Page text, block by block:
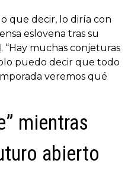
que decir, lo diría con
eslovena tras su
. “Hay muchas conjeturas
puedo decir que todo
veremos qué
mientras
abierto